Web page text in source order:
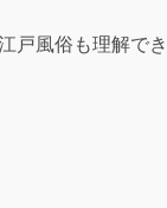
戸風俗も理解で